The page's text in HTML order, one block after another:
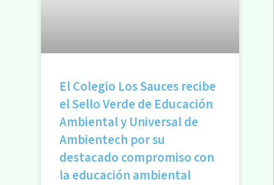
El Colegio Los Sauces recibe
el Sello Verde de Educación
Ambiental y Universal de
Ambientech por su
destacado compromiso con
la educación ambiental